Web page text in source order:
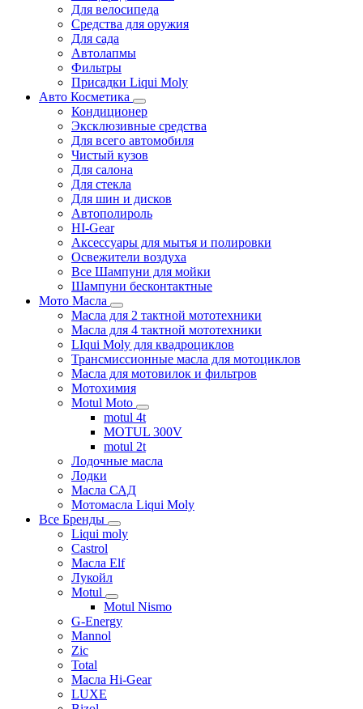
Для велосипеда
Средства для оружия
Для сада
Автолапмы
Фильтры
Присадки Liqui Moly
Авто Косметика
Кондиционер
Эксклюзивные средства
Для всего автомобиля
Чистый кузов
Для салона
Для стекла
Для шин и дисков
Автополироль
HI-Gear
Аксессуары для мытья и полировки
Освежители воздуха
Все Шампуни для мойки
Шампуни бесконтактные
Мото Масла
Масла для 2 тактной мототехники
Масла для 4 тактной мототехники
LIqui Moly для квадроциклов
Трансмиссионные масла для мотоциклов
Масла для мотовилок и фильтров
Мотохимия
Motul Moto
motul 4t
MOTUL 300V
motul 2t
Лодочные масла
Лодки
Масла САД
Мотомасла Liqui Moly
Все Бренды
Liqui moly
Castrol
Масла Elf
Лукойл
Motul
Motul Nismo
G-Energy
Mannol
Zic
Total
Масла Hi-Gear
LUXE